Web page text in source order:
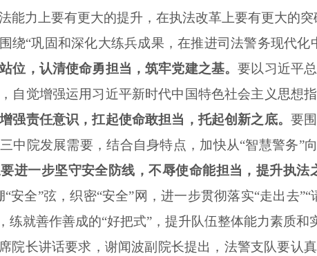
能力上要有更大的提升，在执法改革上要有更大的突
绕“巩固和深化大练兵成果，在推进司法警务现代化
位，认清使命勇担当，筑牢党建之基。要以习近平
自觉增强运用习近平新时代中国特色社会主义思想
强责任意识，扛起使命敢担当，托起创新之底。 要
中院发展需要，结合自身特点，加快从“智慧警务”
进一步坚守安全防线，不辱使命能担当，提升执法
安全”弦，织密“安全”网，进一步贯彻落实“走出去
练就善作善成的“好把式”，提升队伍整体能力素质和
院长讲话要求，谢闻波副院长提出，法警支队要认